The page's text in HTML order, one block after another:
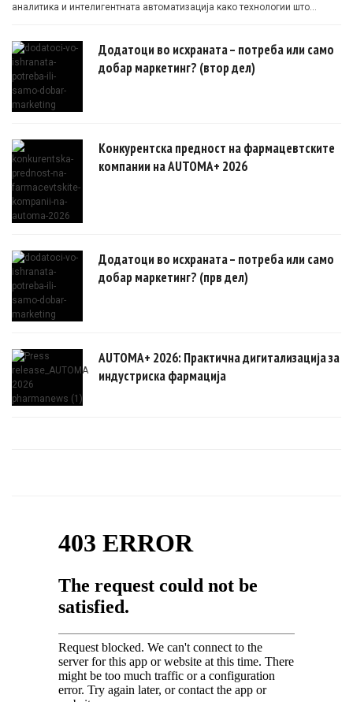
аналитика и интелигентната автоматизација како технологии што
Додатоци во исхраната – потреба или само
добар маркетинг? (втор дел)
Конкурентска предност на фармацевтските
компании на AUTOMA+ 2026
Додатоци во исхраната – потреба или само
добар маркетинг? (прв дел)
AUTOMA+ 2026: Практична дигитализација за
индустриска фармација